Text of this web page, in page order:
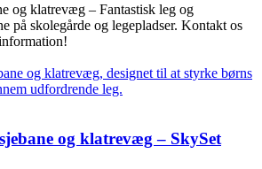
og klatrevæg – Fantastisk leg og
på skolegårde og legepladser. Kontakt os
og klatrevæg – SkySet